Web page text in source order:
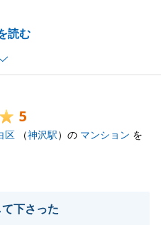
読む
す。
かお困りのことがござい
い申し上げます。
5
区 （神沢駅）の マンション を
下さった